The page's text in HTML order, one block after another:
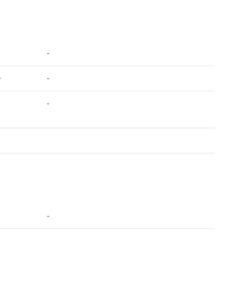
-
-
-
-